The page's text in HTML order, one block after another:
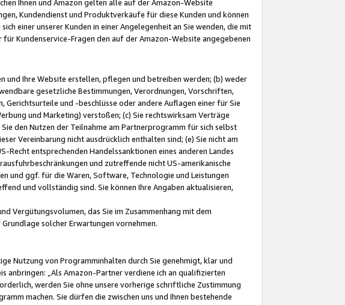
Ihnen und Amazon gelten alle auf der Amazon-Website
Kundendienst und Produktverkäufe für diese Kunden und können
einer unserer Kunden in einer Angelegenheit an Sie wenden, die mit
Kundenservice-Fragen den auf der Amazon-Website angegebenen
und Ihre Website erstellen, pflegen und betreiben werden; (b) weder
gesetzliche Bestimmungen, Verordnungen, Vorschriften,
Gerichtsurteile und -beschlüsse oder andere Auflagen einer für Sie
und Marketing) verstoßen; (c) Sie rechtswirksam Verträge
den Nutzen der Teilnahme am Partnerprogramm für sich selbst
Vereinbarung nicht ausdrücklich enthalten sind; (e) Sie nicht am
entsprechenden Handelssanktionen eines anderen Landes
und zutreffende nicht US-amerikanische
und ggf. für die Waren, Software, Technologie und Leistungen
und vollständig sind. Sie können Ihre Angaben aktualisieren,
Vergütungsvolumen, das Sie im Zusammenhang mit dem
solcher Erwartungen vornehmen.
Nutzung von Programminhalten durch Sie genehmigt, klar und
anbringen: „Als Amazon-Partner verdiene ich an qualifizierten
werden Sie ohne unsere vorherige schriftliche Zustimmung
machen. Sie dürfen die zwischen uns und Ihnen bestehende